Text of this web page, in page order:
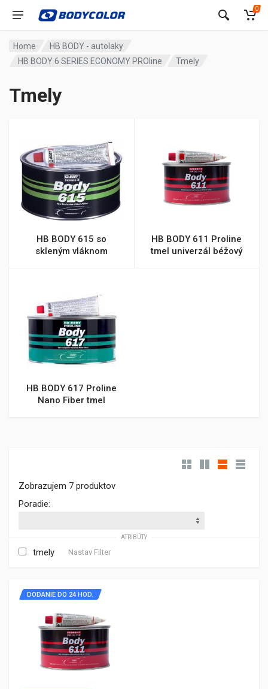
0
Home
HB BODY - autolaky
HB BODY 6 SERIES ECONOMY PROline
Tmely
Tmely
HB BODY 615 so
skleným vláknom
HB BODY 611 Proline
tmel univerzál béžový
HB BODY 617 Proline
Nano Fiber tmel
Zobrazujem 7 produktov
Poradie:
ATRIBÚTY
tmely Nastav Filter
DODANIE DO 24 HOD.